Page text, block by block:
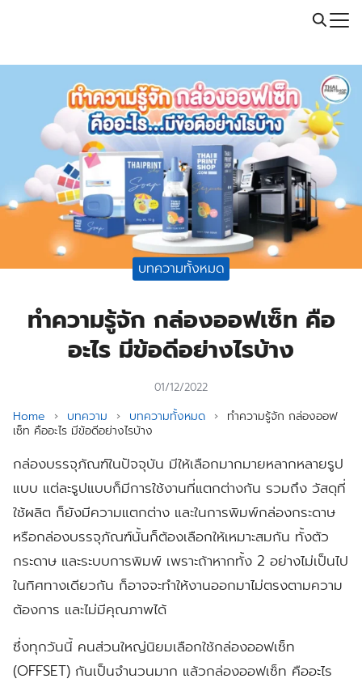
Call: 064-246-5614 | Line: @thaiprintshop
for:
บทความทั้งหมด
ทำความรู้จัก กล่องออฟเซ็ท คือ
อะไร มีข้อดีอย่างไรบ้าง
01/12/2022
Home › บทความ › บทความทั้งหมด › ทำความรู้จัก กล่องออฟ
เซ็ท คืออะไร มีข้อดีอย่างไรบ้าง
กล่องบรรจุภัณฑ์ในปัจจุบัน มีให้เลือกมากมายหลากหลายรูป
แบบ แต่ละรูปแบบก็มีการใช้งานที่แตกต่างกัน รวมถึง วัสดุที่
ใช้ผลิต ก็ยังมีความแตกต่าง และในการพิมพ์กล่องกระดาษ
หรือกล่องบรรจุภัณฑ์นั้นก็ต้องเลือกให้เหมาะสมกัน ทั้งตัว
กระดาษ และระบบการพิมพ์ เพราะถ้าหากทั้ง 2 อย่างไม่เป็นไป
ในทิศทางเดียวกัน ก็อาจจะทำให้งานออกมาไม่ตรงตามความ
ต้องการ และไม่มีคุณภาพได้
ซึ่งทุกวันนี้ คนส่วนใหญ่นิยมเลือกใช้กล่องออฟเซ็ท
(OFFSET) กันเป็นจำนวนมาก แล้วกล่องออฟเซ็ท คืออะไร